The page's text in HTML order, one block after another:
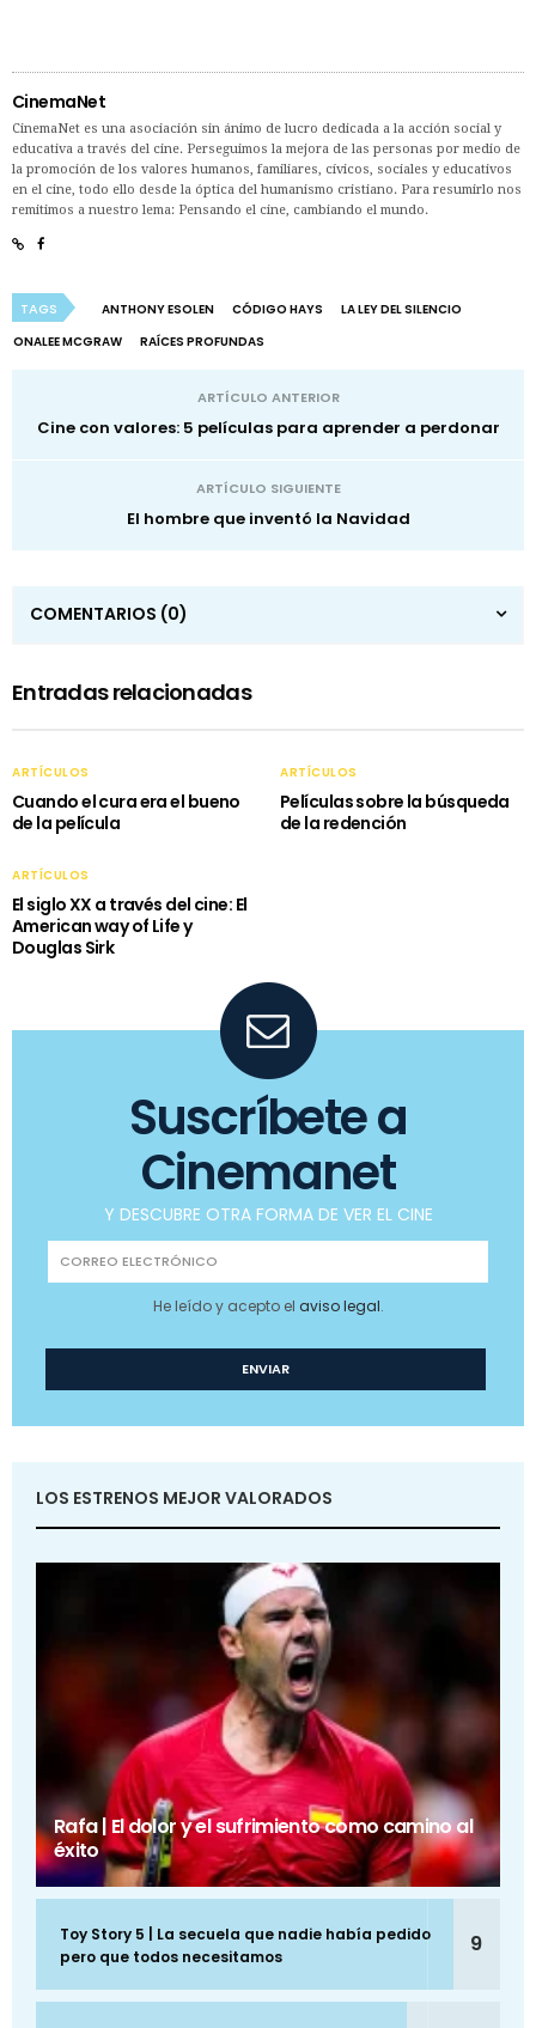
CinemaNet
CinemaNet es una asociación sin ánimo de lucro dedicada a la acción social y
educativa a través del cine. Perseguimos la mejora de las personas por medio de
la promoción de los valores humanos, familiares, cívicos, sociales y educativos
en el cine, todo ello desde la óptica del humanismo cristiano. Para resumirlo nos
remitimos a nuestro lema: Pensando el cine, cambiando el mundo.
TAGS ANTHONY ESOLEN CÓDIGO HAYS
LA LEY DEL SILENCIO
ONALEE MCGRAW
RAÍCES PROFUNDAS
ARTÍCULO ANTERIOR
Cine con valores: 5 películas para aprender a perdonar
ARTÍCULO SIGUIENTE
El hombre que inventó la Navidad
COMENTARIOS (0)
Entradas relacionadas
ARTÍCULOS
Cuando el cura era el bueno
de la película
ARTÍCULOS
Películas sobre la búsqueda
de la redención
ARTÍCULOS
El siglo XX a través del cine: El
American way of Life y
Douglas Sirk
Suscríbete a
Cinemanet
Y DESCUBRE OTRA FORMA DE VER EL CINE
He leído y acepto el aviso legal.
LOS ESTRENOS MEJOR VALORADOS
Rafa | El dolor y el sufrimiento como camino al
éxito
Toy Story 5 | La secuela que nadie había pedido
pero que todos necesitamos
9